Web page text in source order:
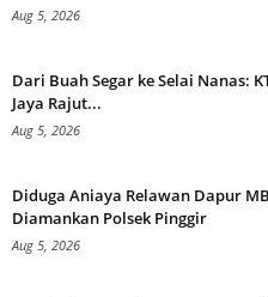
Aug 5, 2026
Dari Buah Segar ke Selai Nanas:
Jaya Rajut...
Aug 5, 2026
Diduga Aniaya Relawan Dapur
Diamankan Polsek Pinggir
Aug 5, 2026